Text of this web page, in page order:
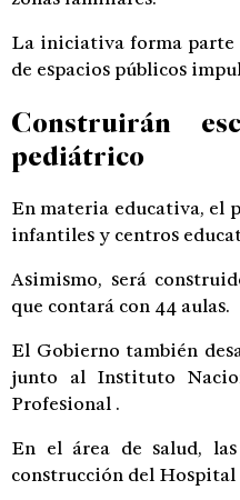
La iniciativa forma parte
de espacios públicos
Construirán
pediátrico
En materia educativa, el
infantiles y centros
Asimismo, será
que contará con 44 aulas.
El Gobierno también
junto al Instituto
Profesional .
En el área de salud,
construcción del Hospital